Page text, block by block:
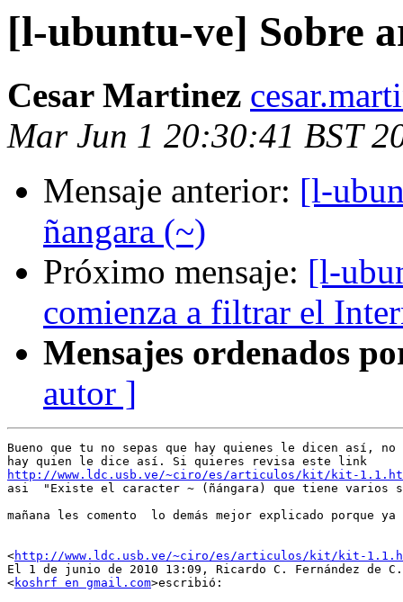
[l-ubuntu-ve] Sobre
Cesar Martinez
Mar Jun 1 20:30:41 BST
Mensaje anterior: [l-
ñangara (~)
Próximo mensaje: [l-
comienza a filtrar el
Mensajes ordenados
autor ]
Bueno que tu no sepas que hay quienes le dicen así,
http://www.ldc.usb.ve/~ciro/es/articulos/kit/kit-
asi  "Existe el caracter ~ (ñángara) que tiene varios
mañana les comento  lo demás mejor explicado porque
<http://www.ldc.usb.ve/~ciro/es/articulos/kit/kit-
El 1 de junio de 2010 13:09, Ricardo C. Fernández de C.
<koshrf en gmail.com>escribió: